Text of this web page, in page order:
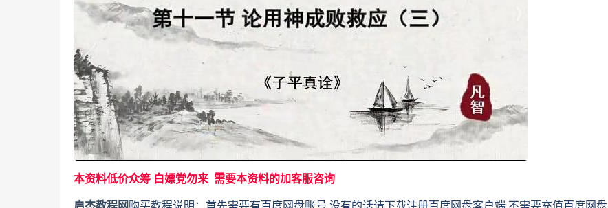
本资料低价众筹 白嫖党勿来 需要本资料的加客服咨询